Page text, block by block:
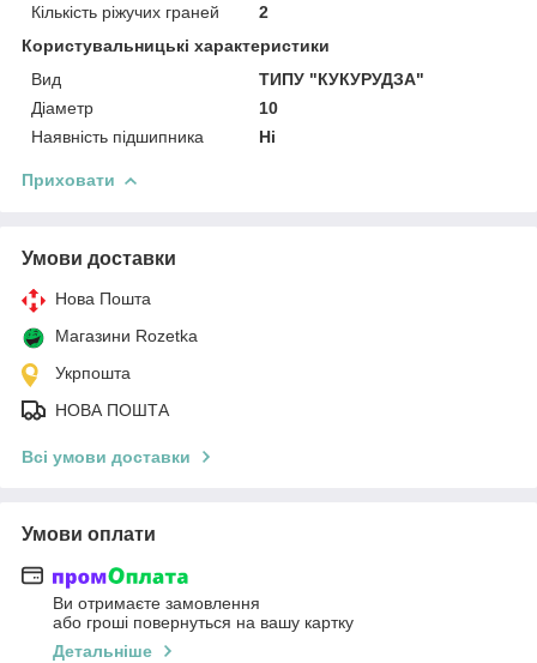
Кількість ріжучих граней
2
Користувальницькі характеристики
Вид
ТИПУ "КУКУРУДЗА"
Діаметр
10
Наявність підшипника
Ні
Приховати
Умови доставки
Нова Пошта
Магазини Rozetka
Укрпошта
НОВА ПОШТА
Всі умови доставки
Умови оплати
Ви отримаєте замовлення
або гроші повернуться на вашу картку
Детальніше